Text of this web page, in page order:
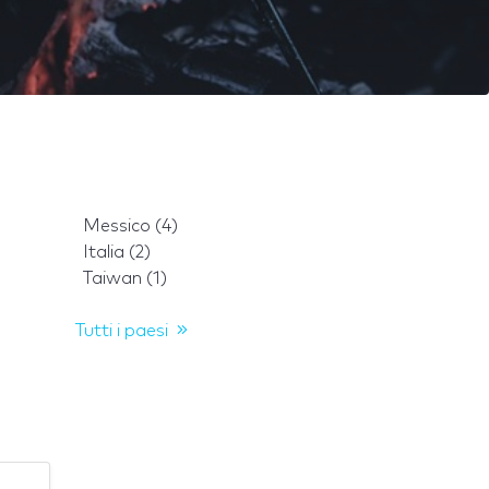
Messico (4)
Italia (2)
Taiwan (1)
Tutti i paesi